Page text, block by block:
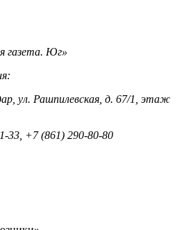
газета. Юг»
ул. Рашпилевская, д. 67/1, этаж
33, +7 (861) 290-80-80